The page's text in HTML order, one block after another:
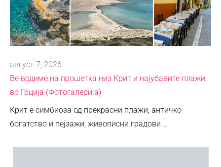
август 7, 2026
Ве водиме на прошетка низ Крит и најубавите плажи
во Грција (Фотогалерија)
Крит е симбиоза од прекрасни плажи, античко
богатство и пејзажи, живописни градови …